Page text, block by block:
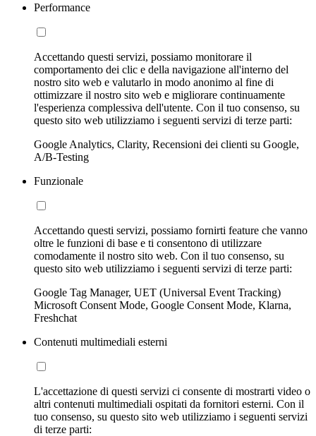
Performance
Accettando questi servizi, possiamo monitorare il
comportamento dei clic e della navigazione all'interno del
nostro sito web e valutarlo in modo anonimo al fine di
ottimizzare il nostro sito web e migliorare continuamente
l'esperienza complessiva dell'utente. Con il tuo consenso, su
questo sito web utilizziamo i seguenti servizi di terze parti:
Google Analytics, Clarity, Recensioni dei clienti su Google,
A/B-Testing
Funzionale
Accettando questi servizi, possiamo fornirti feature che vanno
oltre le funzioni di base e ti consentono di utilizzare
comodamente il nostro sito web. Con il tuo consenso, su
questo sito web utilizziamo i seguenti servizi di terze parti:
Google Tag Manager, UET (Universal Event Tracking)
Microsoft Consent Mode, Google Consent Mode, Klarna,
Freshchat
Contenuti multimediali esterni
L'accettazione di questi servizi ci consente di mostrarti video o
altri contenuti multimediali ospitati da fornitori esterni. Con il
tuo consenso, su questo sito web utilizziamo i seguenti servizi
di terze parti: